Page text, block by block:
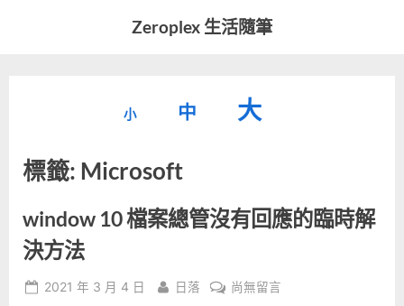
Zeroplex 生活隨筆
發
活
事
小
型
小。
中
重
型
大
大
型
大
標籤: Microsoft
window 10 檔案總管沒有回應的臨時解
決方法
Posted
2021 年 3 月 4 日 By
日落
在
尚無留言